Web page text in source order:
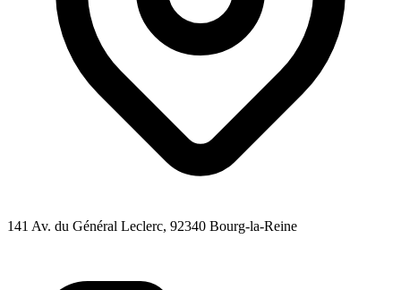
141 Av. du Général Leclerc, 92340 Bourg-la-Reine